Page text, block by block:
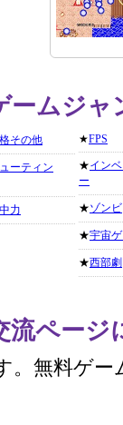
ームジャ
その他
ーティン
力
★FPS
★イン
ー
★ゾンビ
★宇宙
★西部劇
流ページ
。無料ゲー